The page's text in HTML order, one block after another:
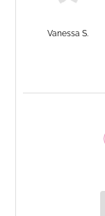
Vanessa S.